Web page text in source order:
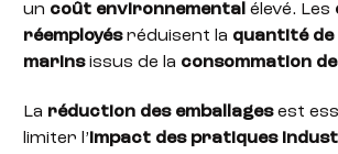
un coût environnemental élevé. Les
réemployésréduisent la quantité de
marinsissus de la consommation
La réduction des emballagesest
limiter l’ impact des pratiques